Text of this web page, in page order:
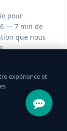
pour
— 7 min de
que nous
expérience et